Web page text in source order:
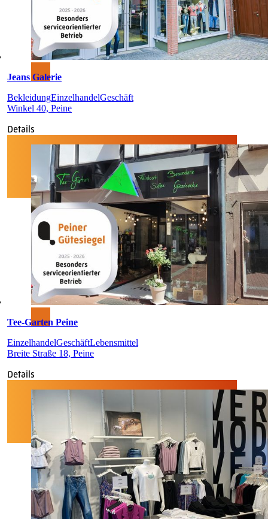
Jeans Galerie
BekleidungEinzelhandelGeschäft
Winkel 40, Peine
Details
Tee-Garten Peine
EinzelhandelGeschäftLebensmittel
Breite Straße 18, Peine
Details